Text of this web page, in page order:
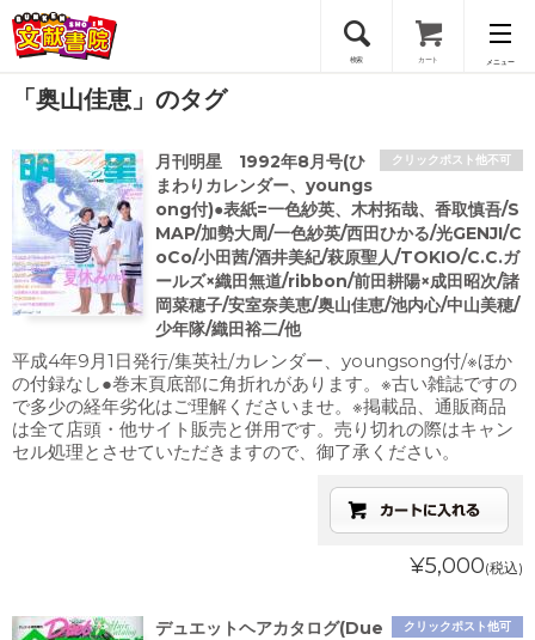
検索 カート メニュー
会員登録
ログイン
「奥山佳恵」のタグ
クリックポスト他不可
月刊明星 1992年8月号(ひ
まわりカレンダー、youngs
ong付)●表紙=一色紗英、木村拓哉、香取慎吾/S
MAP/加勢大周/一色紗英/西田ひかる/光GENJI/C
oCo/小田茜/酒井美紀/萩原聖人/TOKIO/C.C.ガ
ールズ×織田無道/ribbon/前田耕陽×成田昭次/諸
岡菜穂子/安室奈美恵/奥山佳恵/池内心/中山美穂/
少年隊/織田裕二/他
平成4年9月1日発行/集英社/カレンダー、youngsong付/※ほか
の付録なし●巻末頁底部に角折れがあります。※古い雑誌ですの
で多少の経年劣化はご理解くださいませ。※掲載品、通販商品
は全て店頭・他サイト販売と併用です。売り切れの際はキャン
セル処理とさせていただきますので、御了承ください。
¥5,000(税込)
クリックポスト他可
デュエットヘアカタログ(Due